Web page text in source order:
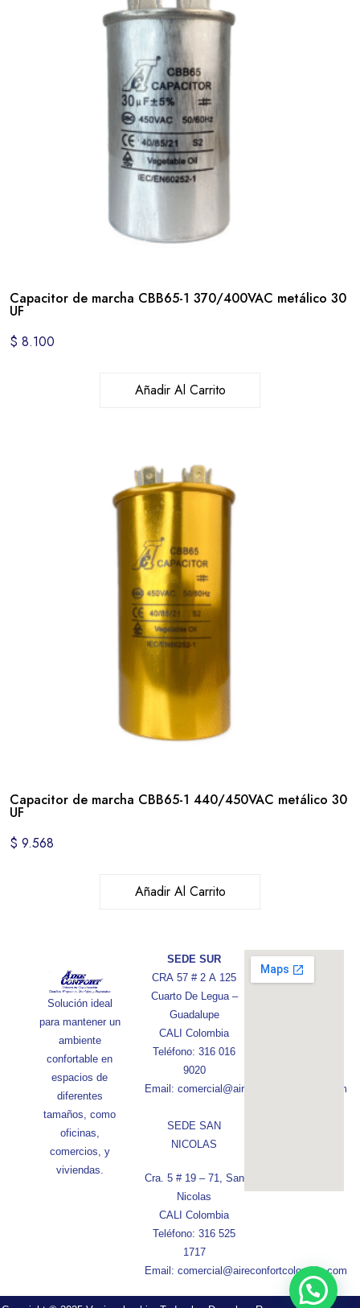
Capacitor de marcha CBB65-1 370/400VAC metálico 30
UF
$ 8.100
Añadir Al Carrito
Capacitor de marcha CBB65-1 440/450VAC metálico 30
UF
$ 9.568
Añadir Al Carrito
Solución ideal
para mantener un
ambiente
confortable en
espacios de
diferentes
tamaños, como
oficinas,
comercios, y
viviendas.
SEDE SUR
CRA 57 # 2 A 125
Cuarto De Legua –
Guadalupe
CALI Colombia
Teléfono: 316 016
9020
Email: comercial@aireconfortcolombia.com
SEDE SAN
NICOLAS
Cra. 5 # 19 – 71, San
Nicolas
CALI Colombia
Teléfono: 316 525
1717
Email: comercial@aireconfortcolombia.com